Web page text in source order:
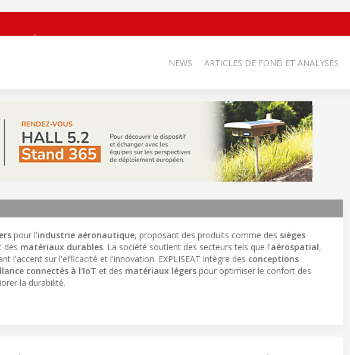
NEWS ARTICLES DE FOND ET ANALYSES
pour l'industrie aéronautique, proposant des produits comme des sièges
des matériaux durables. La société soutient des secteurs tels que l'aérospatial,
l'accent sur l'efficacité et l'innovation. EXPLISEAT intègre des conceptions
connectés à l'IoT et des matériaux légers pour optimiser le confort des
la durabilité.